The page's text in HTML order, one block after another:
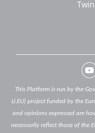
This Platform is run by the
Li.EU) project funded by the
and opinions expressed are
necessarily reflect those of the